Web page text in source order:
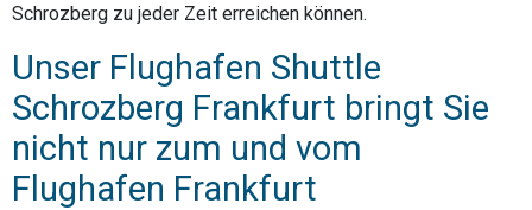
Schrozberg zu jeder Zeit erreichen können.
Unser Flughafen Shuttle
Schrozberg Frankfurt bringt Sie
nicht nur zum und vom
Flughafen Frankfurt